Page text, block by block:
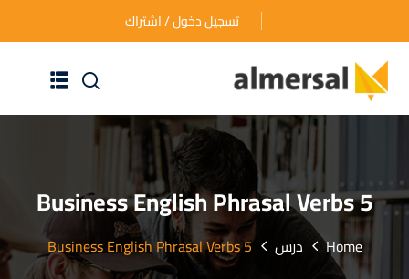
تسجيل دخول / اشتراك
الرئيسية
عن الأكاديمية
دوراتنا التدريبية
الأسئلة المتكررة
5 Business English Phrasal Verbs
Home درس 5 Business English Phrasal Verbs